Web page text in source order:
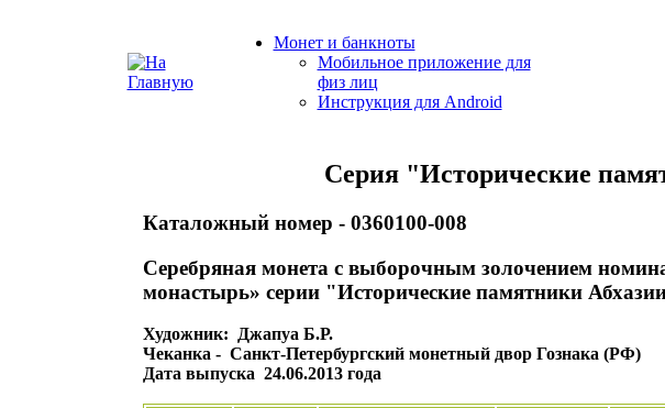
Монет и банкноты
Мобильное приложение для
физ лиц
Инструкция для Android
Серия "Исторические
Каталожный номер - 0360100-008
Серебряная монета с выборочным золочением
монастырь» серии "Исторические памятники
Художник: Джапуа Б.Р.
Чеканка - Санкт-Петербургский монетный двор Гознака (РФ)
Дата выпуска 24.06.2013 года